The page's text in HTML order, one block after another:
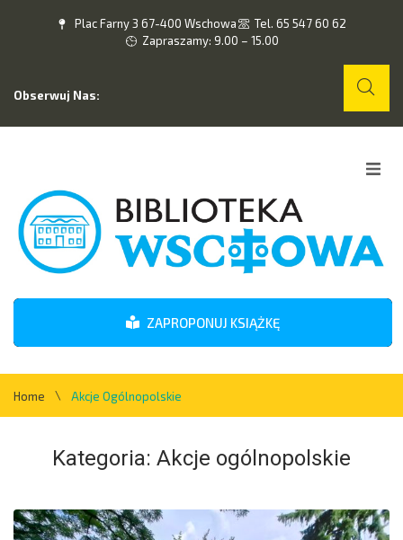
Plac Farny 3 67-400 Wschowa
Tel. 65 547 60 62
Zapraszamy: 9.00 – 15.00
Obserwuj Nas:
O nas
Wydarzenia
Kontakt
ZAPROPONUJ KSIĄŻKĘ
Home \ Akcje Ogólnopolskie
Kategoria: Akcje ogólnopolskie